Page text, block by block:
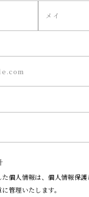
個人情報は、個人情報保護
管理いたします。